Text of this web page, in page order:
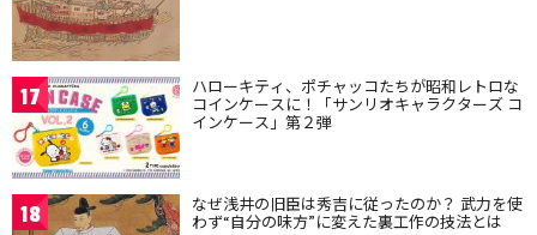
17 ハローキティ、ポチャッコたちが昭和レトロな
コインケースに！「サンリオキャラクターズ コ
インケース」第２弾
18 なぜ浅井の旧臣は秀吉に従ったのか？ 武力を使
わず“自分の味方”に変えた裏工作の技法とは